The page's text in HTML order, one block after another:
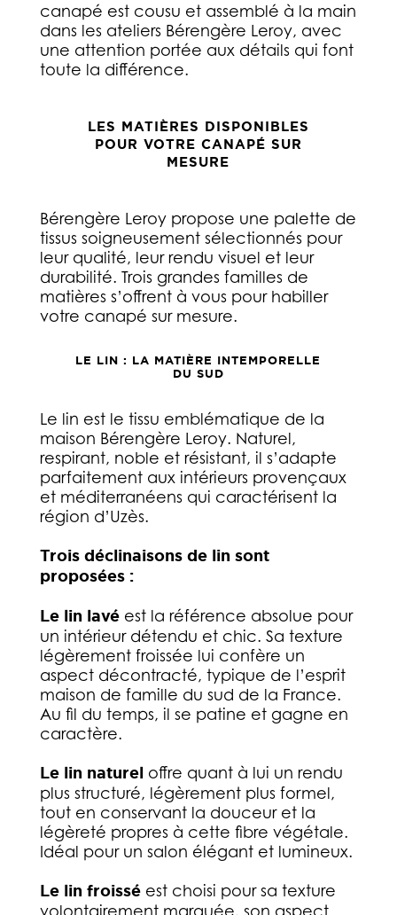
canapé est cousu et assemblé à la main
dans les ateliers Bérengère Leroy, avec
une attention portée aux détails qui font
toute la différence.
LES MATIÈRES DISPONIBLES
POUR VOTRE CANAPÉ SUR
MESURE
Bérengère Leroy propose une palette de
tissus soigneusement sélectionnés pour
leur qualité, leur rendu visuel et leur
durabilité. Trois grandes familles de
matières s’offrent à vous pour habiller
votre canapé sur mesure.
LE LIN : LA MATIÈRE INTEMPORELLE
DU SUD
Le lin est le tissu emblématique de la
maison Bérengère Leroy. Naturel,
respirant, noble et résistant, il s’adapte
parfaitement aux intérieurs provençaux
et méditerranéens qui caractérisent la
région d’Uzès.
Trois déclinaisons de lin sont
proposées :
Le lin lavéest la référence absolue pour
un intérieur détendu et chic. Sa texture
légèrement froissée lui confère un
aspect décontracté, typique de l’esprit
maison de famille du sud de la France.
Au fil du temps, il se patine et gagne en
caractère.
Le lin natureloffre quant à lui un rendu
plus structuré, légèrement plus formel,
tout en conservant la douceur et la
légèreté propres à cette fibre végétale.
Idéal pour un salon élégant et lumineux.
Le lin froisséest choisi pour sa texture
volontairement marquée, son aspect